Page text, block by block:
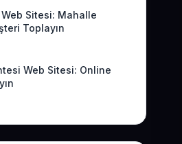
Web Sitesi: Mahalle
Toplayın
Web Sitesi: Online